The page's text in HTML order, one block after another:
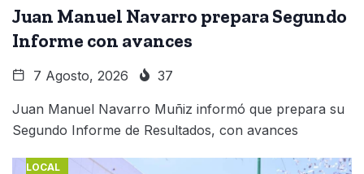
Juan Manuel Navarro prepara Segundo
Informe con avances
7 Agosto, 2026 37
Juan Manuel Navarro Muñiz informó que prepara su
Segundo Informe de Resultados, con avances
LOCAL